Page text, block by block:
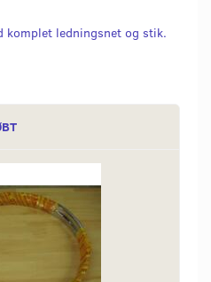
komplet ledningsnet og stik.